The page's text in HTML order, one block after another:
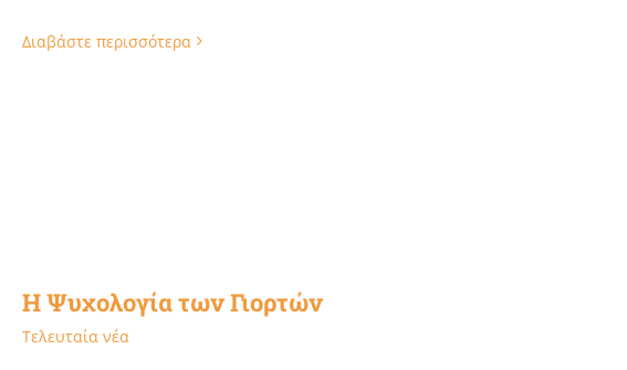
Διαβάστε περισσότερα
Η Ψυχολογία των Γιορτών
Τελευταία νέα